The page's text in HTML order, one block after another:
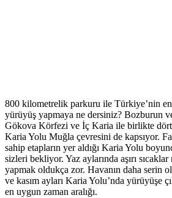
800 kilometrelik parkuru ile Türkiye’nin
yürüyüş yapmaya ne dersiniz? Bozburun
Gökova Körfezi ve İç Karia ile birlikte dört
Karia Yolu Muğla çevresini de kapsıyor.
sahip etapların yer aldığı Karia Yolu
sizleri bekliyor. Yaz aylarında aşırı
yapmak oldukça zor. Havanın daha serin
ve kasım ayları Karia Yolu’nda yürüyüşe
en uygun zaman aralığı.